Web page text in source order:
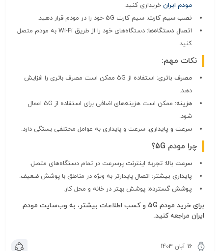
مودم ایران خریداری کنید.
نصب سیم کارت: سیم کارت 5G خود را در مودم قرار دهید.
اتصال دستگاه‌ها:
دستگاه‌های خود را از طریق Wi-Fi به مودم متصل
کنید.
نکات مهم:
مصرف باتری:
استفاده از 5G ممکن است مصرف باتری را افزایش
دهد.
هزینه:
ممکن است هزینه‌های اضافی برای استفاده از 5G اعمال
شود.
سرعت و پایداری: سرعت و پایداری به عوامل مختلفی بستگی دارد.
چرا مودم 5G؟
سرعت بالا: تجربه اینترنت پرسرعت در تمام دستگاه‌های متصل.
پایداری بیشتر: اتصال پایدارتر به ویژه در مناطق با پوشش ضعیف.
پوشش گسترده: پوشش بهتر در خانه و محل کار.
برای خرید مودم 5G و کسب اطلاعات بیشتر، به وب‌سایت مودم
ایران مراجعه کنید.
16 آبان 1403